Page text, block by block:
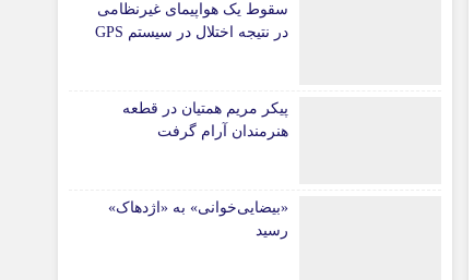
سقوط یک هواپیمای غیرنظامی
در نتیجه اختلال در سیستم‌ GPS
پیکر مریم همتیان در قطعه
هنرمندان آرام گرفت
«بیضایی‌خوانی» به «اژدهاک»
رسید